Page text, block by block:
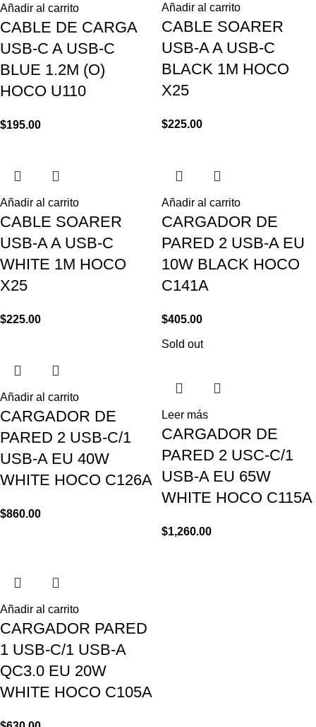
Añadir al carrito
CABLE DE CARGA
USB-C A USB-C
BLUE 1.2M (O)
HOCO U110
$195.00
Añadir al carrito
CABLE SOARER
USB-A A USB-C
BLACK 1M HOCO
X25
$225.00
Añadir al carrito
CABLE SOARER
USB-A A USB-C
WHITE 1M HOCO
X25
$225.00
Añadir al carrito
CARGADOR DE
PARED 2 USB-A EU
10W BLACK HOCO
C141A
$405.00
Añadir al carrito
CARGADOR DE
PARED 2 USB-C/1
USB-A EU 40W
WHITE HOCO C126A
$860.00
Sold out
Leer más
CARGADOR DE
PARED 2 USC-C/1
USB-A EU 65W
WHITE HOCO C115A
$1,260.00
Añadir al carrito
CARGADOR PARED
1 USB-C/1 USB-A
QC3.0 EU 20W
WHITE HOCO C105A